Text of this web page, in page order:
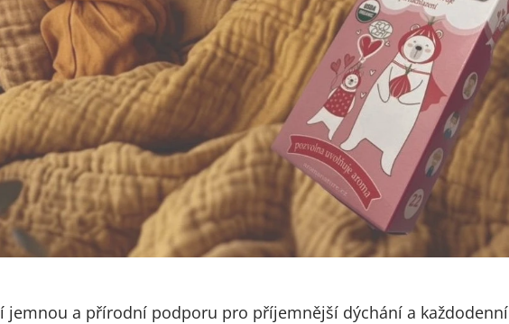
jemnou a přírodní podporu pro příjemnější dýchání a každodenní